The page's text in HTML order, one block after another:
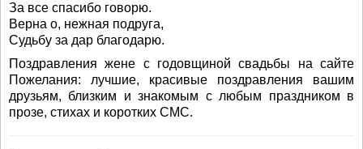
За все спасибо говорю.
Верна о, нежная подруга,
Судьбу за дар благодарю.
Поздравления жене с годовщиной свадьбы на сайте
Пожелания: лучшие, красивые поздравления вашим
друзьям, близким и знакомым с любым праздником в
прозе, стихах и коротких СМС.